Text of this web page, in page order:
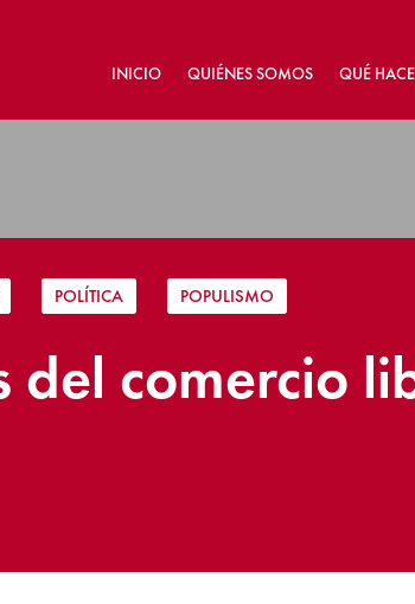
INICIO QUIÉNES SOMOS QUÉ
POLÍTICA POPULISMO
del comercio